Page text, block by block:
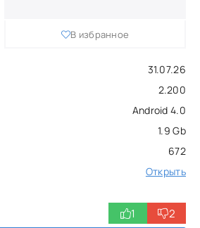
31.07.26
2.200
Android 4.0
1.9 Gb
672
Открыть
В избранное
1 2